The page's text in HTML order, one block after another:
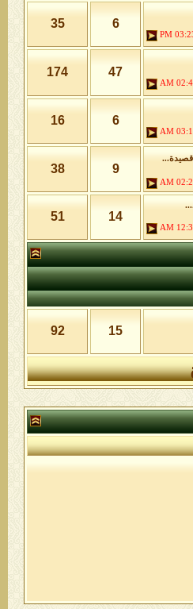
03:23
6
35
02:49
47
174
03:16
6
16
قصيدة...
02:25
9
38
12:33
14
51
15
92